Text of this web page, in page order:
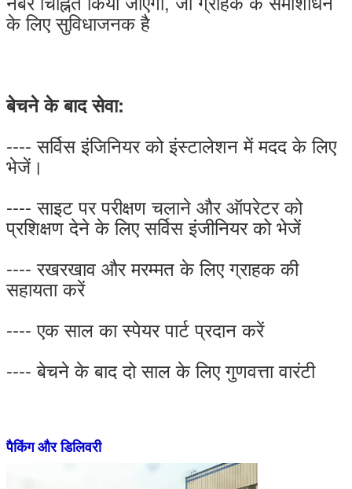
के लिए सुविधाजनक है
बेचने के बाद सेवा:
---- सर्विस इंजिनियर को इंस्टालेशन में मदद के लिए
भेजें।
---- साइट पर परीक्षण चलाने और ऑपरेटर को
प्रशिक्षण देने के लिए सर्विस इंजीनियर को भेजें
---- रखरखाव और मरम्मत के लिए ग्राहक की
सहायता करें
---- एक साल का स्पेयर पार्ट प्रदान करें
---- बेचने के बाद दो साल के लिए गुणवत्ता वारंटी
पैकिंग और डिलिवरी